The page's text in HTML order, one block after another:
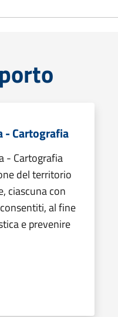
- Cartografia
- Cartografia
del territorio
ciascuna con
al fine
e prevenire